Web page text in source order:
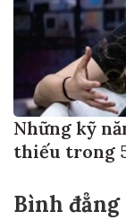
Những kỹ
thiếu trong
Bình